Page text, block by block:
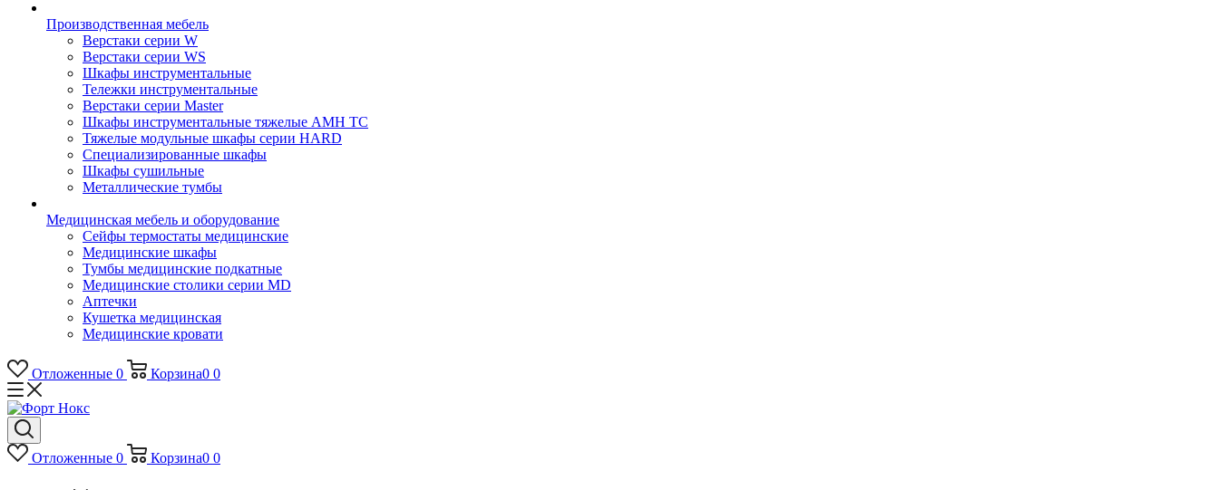
Производственная мебель
Верстаки серии W
Верстаки серии WS
Шкафы инструментальные
Тележки инструментальные
Верстаки серии Master
Шкафы инструментальные тяжелые AMH TC
Тяжелые модульные шкафы серии HARD
Cпециализированные шкафы
Шкафы сушильные
Металлические тумбы
Медицинская мебель и оборудование
Сейфы термостаты медицинские
Медицинские шкафы
Тумбы медицинские подкатные
Медицинские столики серии MD
Аптечки
Кушетка медицинская
Медицинские кровати
Отложенные 0 Корзина0 0
Отложенные 0 Корзина0 0